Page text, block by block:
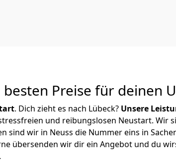
Preise für deinen
. Dich zieht es nach Lübeck? Unsere
und reibungslosen Neustart. Wir
sind wir in Neuss die Nummer eins in
übersenden wir dir ein Angebot und du